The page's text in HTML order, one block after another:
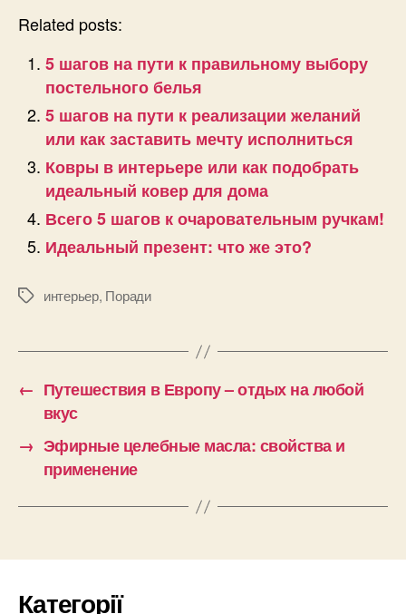
Related posts:
5 шагов на пути к правильному выбору
постельного белья
5 шагов на пути к реализации желаний
или как заставить мечту исполниться
Ковры в интерьере или как подобрать
идеальный ковер для дома
Всего 5 шагов к очаровательным ручкам!
Идеальный презент: что же это?
Позначки
интерьер, Поради
← Путешествия в Европу – отдых на любой
вкус
→ Эфирные целебные масла: свойства и
применение
Категорії